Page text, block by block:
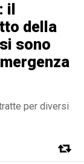
il
della
sono
per diversi